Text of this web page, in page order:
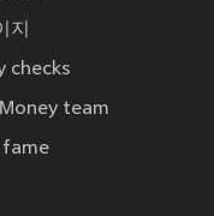
지
checks
team
fame